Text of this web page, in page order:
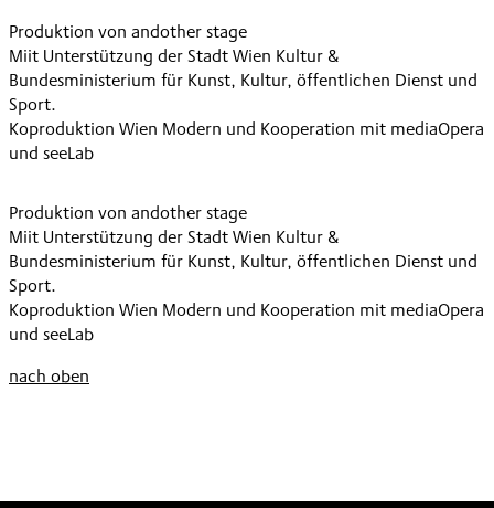
STUDIO
MOLIÈRE
,
Produktion von andother stage
Miit Unterstützung der Stadt Wien Kultur &
Bundesministerium für Kunst, Kultur, öffentlichen Dienst und
Sport.
Koproduktion Wien Modern und Kooperation mit mediaOpera
und seeLab
Produktion von andother stage
Miit Unterstützung der Stadt Wien Kultur &
Bundesministerium für Kunst, Kultur, öffentlichen Dienst und
Sport.
Koproduktion Wien Modern und Kooperation mit mediaOpera
und seeLab
nach oben